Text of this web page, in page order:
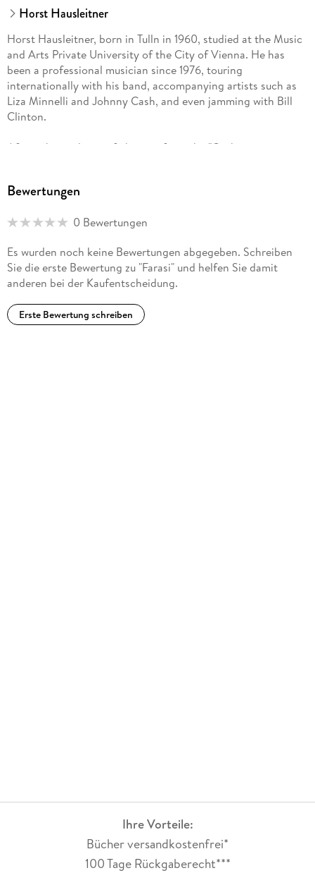
Horst Hausleitner
Horst Hausleitner, born in Tulln in 1960, studied at the Music
and Arts Private University of the City of Vienna. He has
been a professional musician since 1976, touring
internationally with his band, accompanying artists such as
Liza Minnelli and Johnny Cash, and even jamming with Bill
Clinton.
After taking a leave of absence from the "Orchestra
inspired by this extraordinary experi
Bewertungen
0 Bewertungen
Es wurden noch keine Bewertungen abgegeben. Schreiben
Sie die erste Bewertung zu "Farasi" und helfen Sie damit
anderen bei der Kaufentscheidung.
Erste Bewertung schreiben
Ihre Vorteile:
Bücher versandkostenfrei*
100 Tage Rückgaberecht***